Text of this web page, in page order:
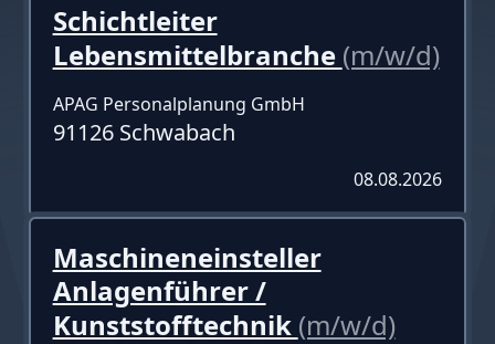
Schichtleiter
Lebensmittelbranche (m/w/d)
APAG Personalplanung GmbH
91126 Schwabach
08.08.2026
Maschineneinsteller
Anlagenführer /
Kunststofftechnik (m/w/d)